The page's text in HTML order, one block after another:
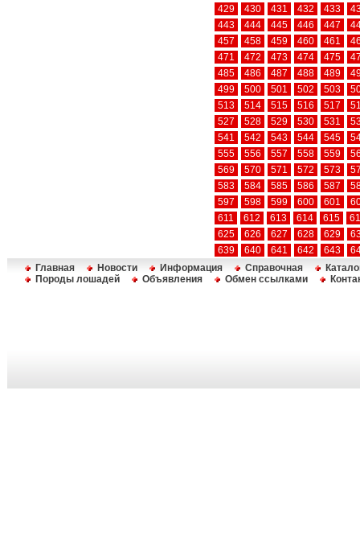
429
430 431 432 433
443
444 445 446 447
457
458 459 460 461
471
472 473 474 475
485
486 487 488 489
499
500 501 502 503
513
514 515 516 517
527
528 529 530 531
541
542 543 544 545
555
556 557 558 559
569
570 571 572 573
583
584 585 586 587
597
598 599 600 601
611
612 613 614 615
625
626 627 628 629
639
640 641 642 643
Главная
Новости Информация Справочная
Породы лошадей
Объявления Обмен ссылками